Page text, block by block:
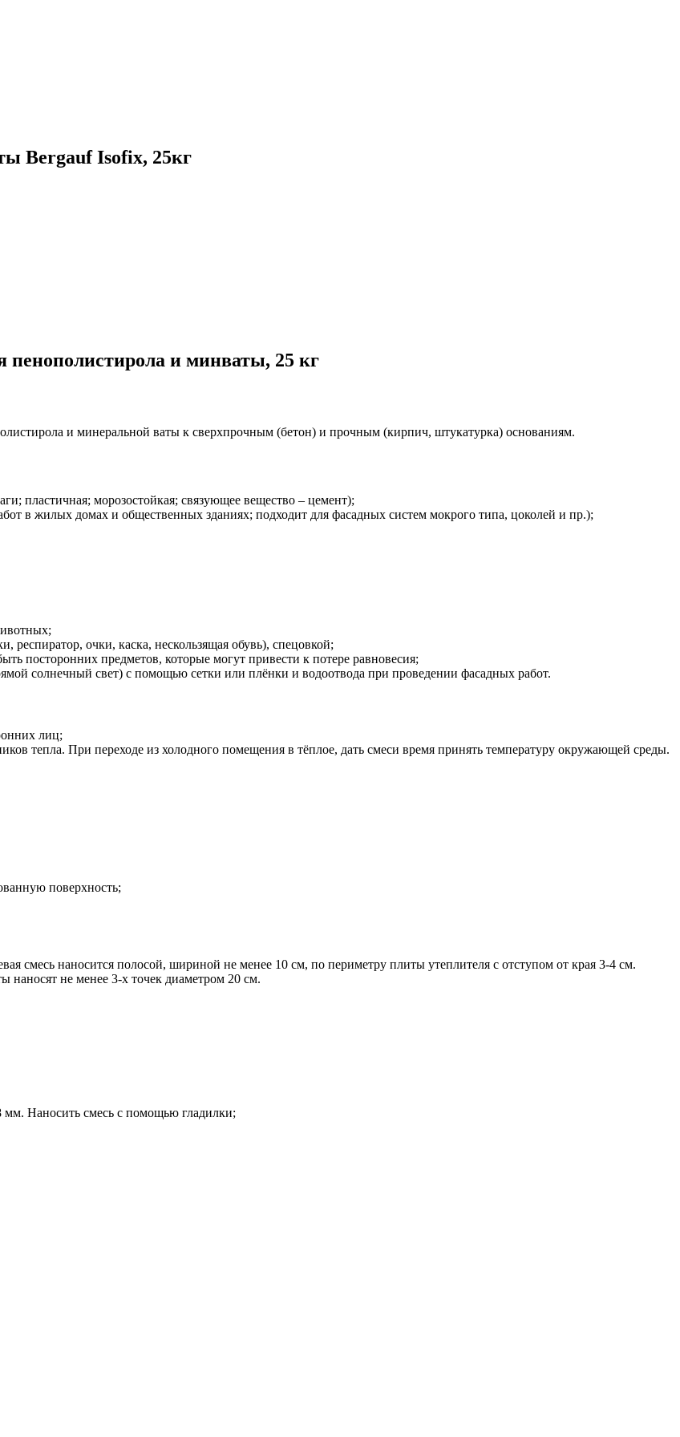
Bergauf Isofix, 25кг
пенополистирола и минваты, 25 кг
и минеральной ваты к сверхпрочным (бетон) и прочным (кирпич, штукатурка) основаниям.
пластичная; морозостойкая; связующее вещество – цемент);
в жилых домах и общественных зданиях; подходит для фасадных систем мокрого типа, цоколей и пр.);
респиратор, очки, каска, нескользящая обувь), спецовкой;
посторонних предметов, которые могут привести к потере равновесия;
солнечный свет) с помощью сетки или плёнки и водоотвода при проведении фасадных работ.
лиц;
тепла. При переходе из холодного помещения в тёплое, дать смеси время принять температуру окружающей среды.
поверхность;
смесь наносится полосой, шириной не менее 10 см, по периметру плиты утеплителя с отступом от края 3-4 см.
наносят не менее 3-х точек диаметром 20 см.
мм. Наносить смесь с помощью гладилки;